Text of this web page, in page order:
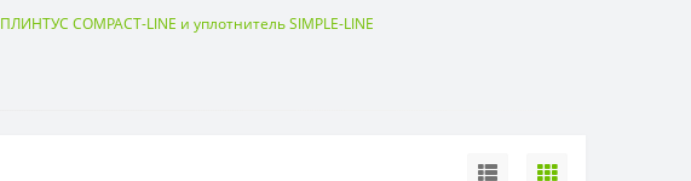
ПЛИНТУС COMPACT-LINE и уплотнитель SIMPLE-LINE